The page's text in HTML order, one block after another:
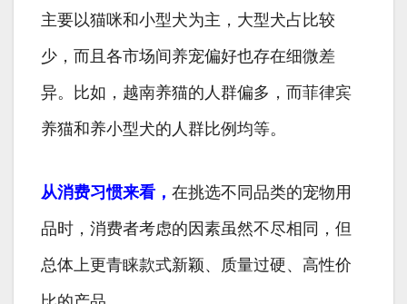
主要以猫咪和小型犬为主，大型犬占比较
少，而且各市场间养宠偏好也存在细微差
异。比如，越南养猫的人群偏多，而菲律宾
养猫和养小型犬的人群比例均等。
从消费习惯来看， 在挑选不同品类的宠物用
品时，消费者考虑的因素虽然不尽相同，但
总体上更青睐款式新颖、质量过硬、高性价